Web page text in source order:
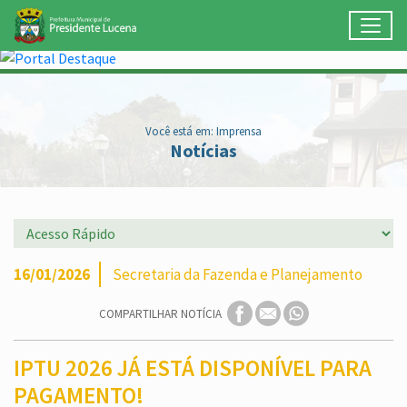
Ir para conteúdo principal
Você está em: Imprensa
Notícias
16/01/2026 Secretaria da Fazenda e Planejamento
COMPARTILHAR NOTÍCIA
IPTU 2026 JÁ ESTÁ DISPONÍVEL PARA
PAGAMENTO!